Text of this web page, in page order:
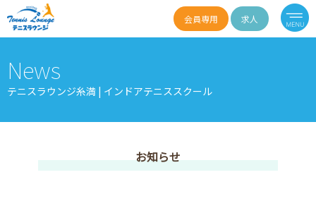
会員専用 求人
News
テニスラウンジ糸満 | インドアテニススクール
お知らせ